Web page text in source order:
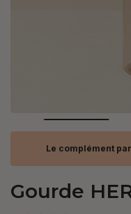
Le complément
Gourde